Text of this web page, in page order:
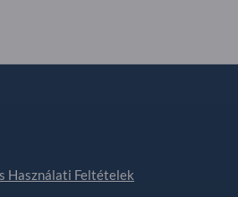
Használati Feltételek